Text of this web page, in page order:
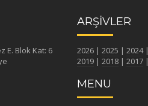
E. Blok Kat: 6
ARŞİVLER
2026| 2025 | 2024|
2019| 2018| 2017|
MENU